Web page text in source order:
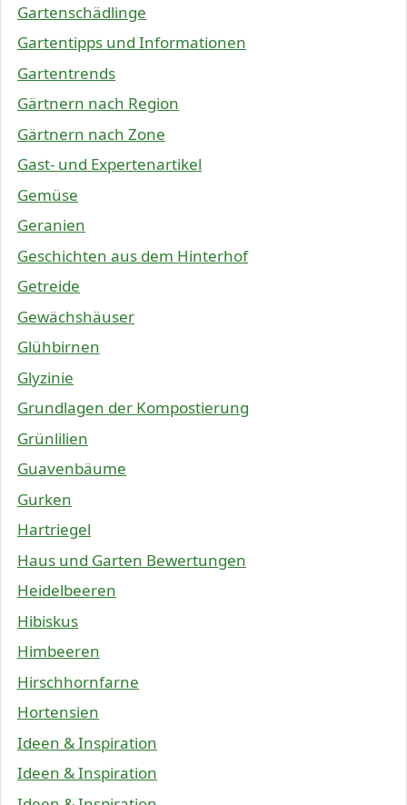
Gartenschädlinge
Gartentipps und Informationen
Gartentrends
Gärtnern nach Region
Gärtnern nach Zone
Gast- und Expertenartikel
Gemüse
Geranien
Geschichten aus dem Hinterhof
Getreide
Gewächshäuser
Glühbirnen
Glyzinie
Grundlagen der Kompostierung
Grünlilien
Guavenbäume
Gurken
Hartriegel
Haus und Garten Bewertungen
Heidelbeeren
Hibiskus
Himbeeren
Hirschhornfarne
Hortensien
Ideen & Inspiration
Ideen & Inspiration